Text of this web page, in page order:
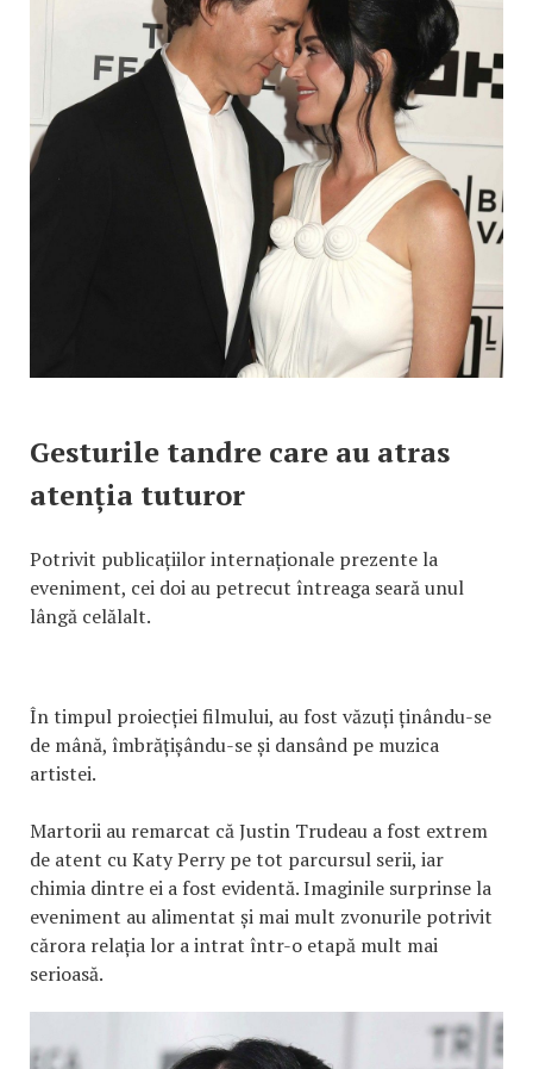
Gesturile tandre care au atras
atenția tuturor
Potrivit publicațiilor internaționale prezente la
eveniment, cei doi au petrecut întreaga seară unul
lângă celălalt.
În timpul proiecției filmului, au fost văzuți ținându-se
de mână, îmbrățișându-se și dansând pe muzica
artistei.
Martorii au remarcat că Justin Trudeau a fost extrem
de atent cu Katy Perry pe tot parcursul serii, iar
chimia dintre ei a fost evidentă. Imaginile surprinse la
eveniment au alimentat și mai mult zvonurile potrivit
cărora relația lor a intrat într-o etapă mult mai
serioasă.